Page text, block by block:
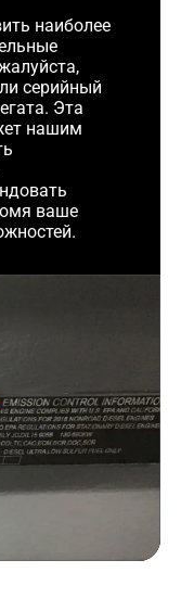
наиболее
серийный
Эта
нашим
ваше